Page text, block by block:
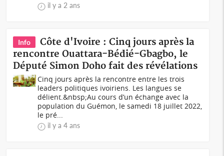
il y a 2 ans
Info
Côte d'Ivoire : Cinq jours après la
rencontre Ouattara-Bédié-Gbagbo, le
Député Simon Doho fait des révélations
Cinq jours après la rencontre entre les trois
leaders politiques ivoiriens. Les langues se
délient.&nbsp;Au cours d’un échange avec la
population du Guémon, le samedi 18 juillet 2022,
le pré...
il y a 4 ans